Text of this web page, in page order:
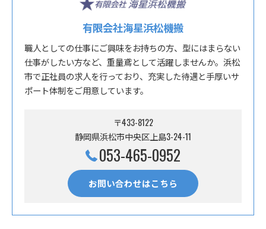
有限会社海星浜松機搬
職人としての仕事にご興味をお持ちの方、型にはまらない
仕事がしたい方など、重量鳶として活躍しませんか。浜松
市で正社員の求人を行っており、充実した待遇と手厚いサ
ポート体制をご用意しています。
〒433-8122
静岡県浜松市中央区上島3-24-11
053-465-0952
お問い合わせはこちら